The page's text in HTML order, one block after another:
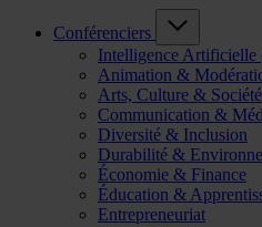
Conférenciers
Intelligence
Animation &
Arts, Culture & Société
Communication &
Diversité & Inclusion
Durabilité &
Économie & Finance
Éducation &
Entrepreneuriat